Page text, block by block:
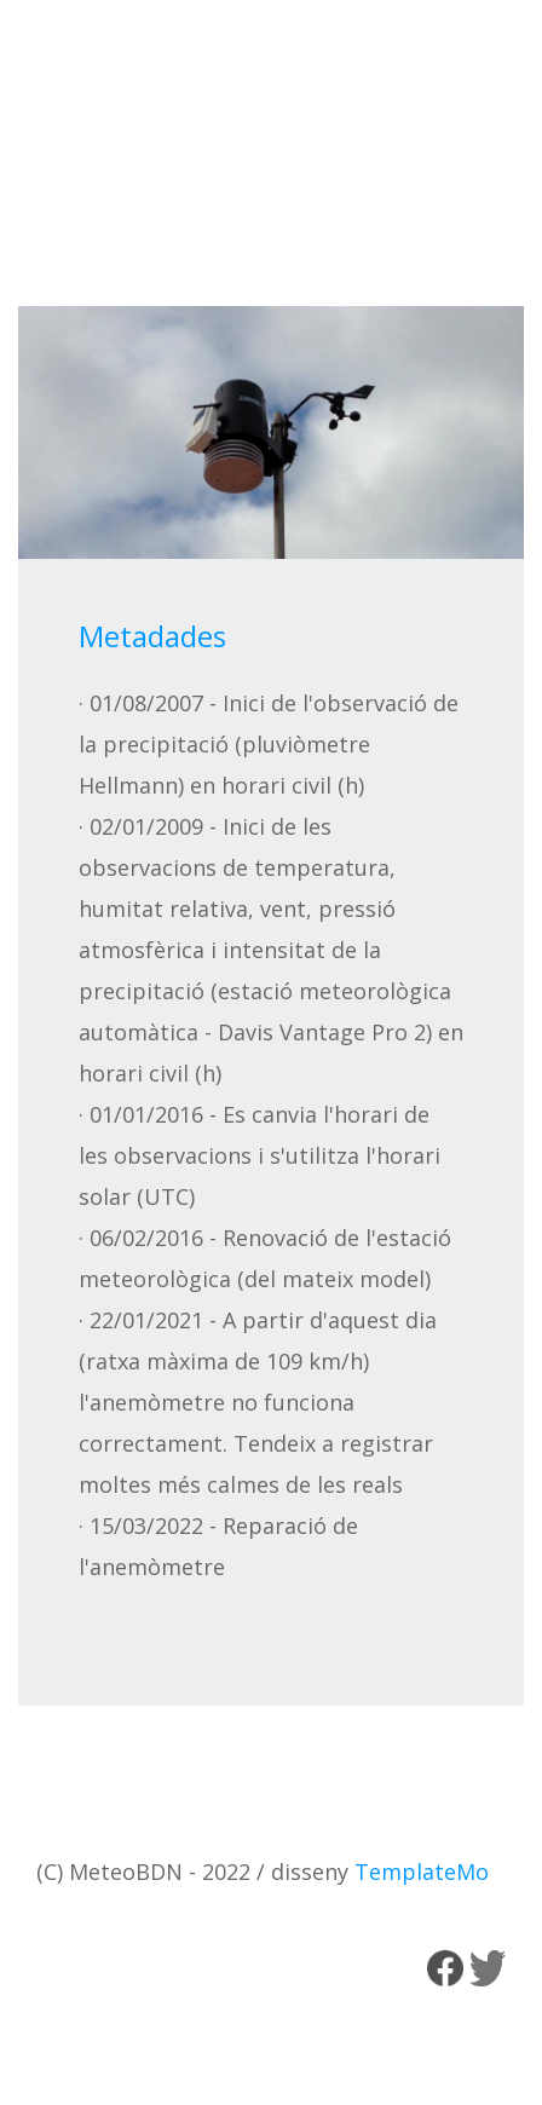
Metadades
· 01/08/2007 - Inici de l'observació de
la precipitació (pluviòmetre
Hellmann) en horari civil (h)
· 02/01/2009 - Inici de les
observacions de temperatura,
humitat relativa, vent, pressió
atmosfèrica i intensitat de la
precipitació (estació meteorològica
automàtica - Davis Vantage Pro 2) en
horari civil (h)
· 01/01/2016 - Es canvia l'horari de
les observacions i s'utilitza l'horari
solar (UTC)
· 06/02/2016 - Renovació de l'estació
meteorològica (del mateix model)
· 22/01/2021 - A partir d'aquest dia
(ratxa màxima de 109 km/h)
l'anemòmetre no funciona
correctament. Tendeix a registrar
moltes més calmes de les reals
· 15/03/2022 - Reparació de
l'anemòmetre
(C) MeteoBDN - 2022 / disseny TemplateMo